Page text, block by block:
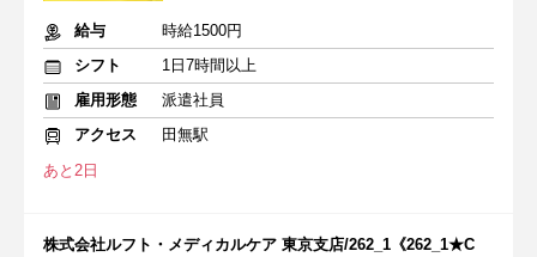
給与
時給1500円
シフト
1日7時間以上
雇用形態
派遣社員
アクセス
田無駅
あと2日
株式会社ルフト・メディカルケア 東京支店/262_1《262_1★C